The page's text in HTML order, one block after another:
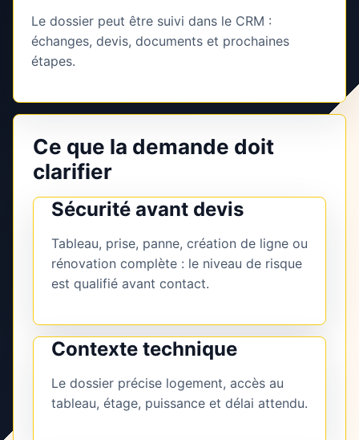
Le dossier peut être suivi dans le CRM :
échanges, devis, documents et prochaines
étapes.
Ce que la demande doit
clarifier
Sécurité avant devis
Tableau, prise, panne, création de ligne ou
rénovation complète : le niveau de risque
est qualifié avant contact.
Contexte technique
Le dossier précise logement, accès au
tableau, étage, puissance et délai attendu.